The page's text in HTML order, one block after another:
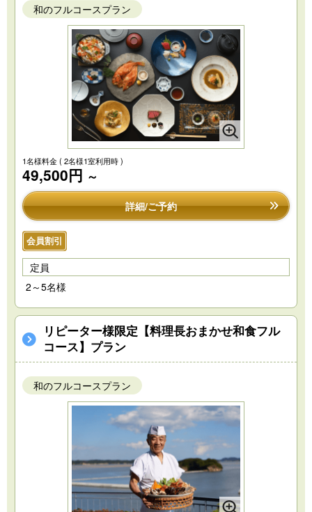
和のフルコースプラン
1名様料金( 2名様1室利用時 )
49,500円 ～
詳細/ご予約
会員割引
定員
2～5名様
リピーター様限定【料理長おまかせ和食フル
コース】プラン
和のフルコースプラン